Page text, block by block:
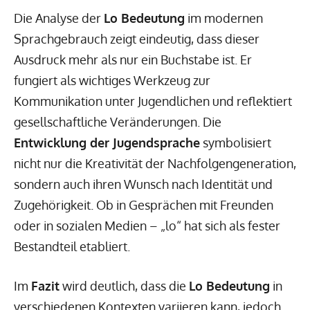
Die Analyse der Lo Bedeutung im modernen
Sprachgebrauch zeigt eindeutig, dass dieser
Ausdruck mehr als nur ein Buchstabe ist. Er
fungiert als wichtiges Werkzeug zur
Kommunikation unter Jugendlichen und reflektiert
gesellschaftliche Veränderungen. Die
Entwicklung der Jugendsprache symbolisiert
nicht nur die Kreativität der Nachfolgengeneration,
sondern auch ihren Wunsch nach Identität und
Zugehörigkeit. Ob in Gesprächen mit Freunden
oder in sozialen Medien – „lo“ hat sich als fester
Bestandteil etabliert.
Im Fazitwird deutlich, dass die Lo Bedeutung in
verschiedenen Kontexten variieren kann, jedoch